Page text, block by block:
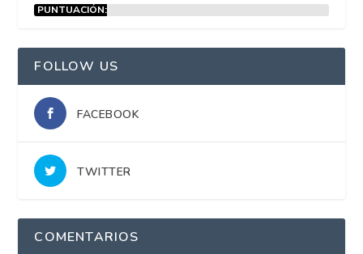
PUNTUACIÓN:
FOLLOW US
FACEBOOK
TWITTER
COMENTARIOS